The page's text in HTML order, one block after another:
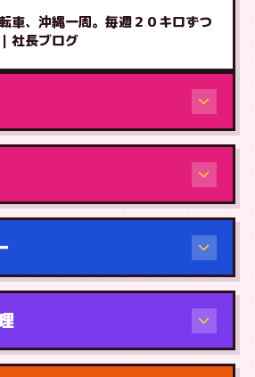
車、沖縄一周。毎週２０キロずつ
社長ブログ